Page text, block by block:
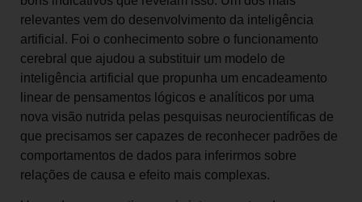
relevantes vem do desenvolvimento da inteligência
artificial. Foi o conhecimento sobre o funcionamento
cerebral que ajudou a substituir um modelo de
inteligência artificial que propunha um encadeamento
linear de pensamentos lógicos e analíticos por uma
nova visão nutrida pelas pesquisas neurocientíficas de
que precisamos ser capazes de reconhecer padrões de
comportamentos de dados para inferirmos sobre
relações de causa e efeito mais complexas.